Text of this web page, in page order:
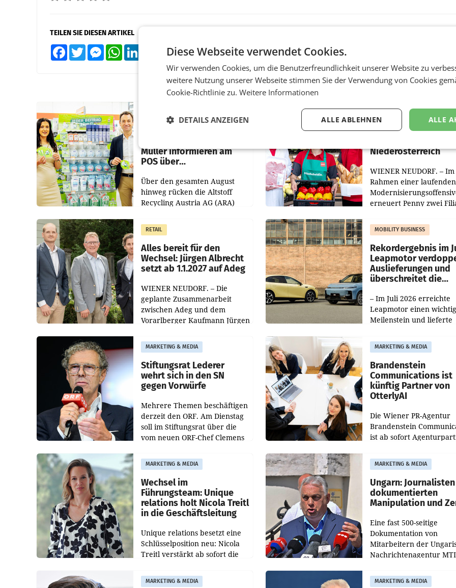
TEILEN SIE DIESEN ARTIKEL
FacebookTwitter MessengerWhatsApp XING Teilen
Müller informieren am
POS über
Über den gesamten August
hinweg rücken die Altstoff
Recycling Austria AG (ARA)
Müller die Initiative „Kreislauf-
Helden“ in allen
österreichischen Müller-Filialen
Penny modernisiert
Niederösterreich
WIENER NEUDORF. – Im
Rahmen einer laufenden
erneuert Penny zwei
Die beiden Standorte
Haag sowie im rund
RETAIL
Alles bereit für den
Wechsel: Jürgen Albrecht
setzt ab 1.1.2027 auf Adeg
WIENER NEUDORF. – Die
geplante Zusammenarbeit
zwischen Adeg und dem
Vorarlberger Kaufmann Jürgen
freigegeben: Die
Bundeswettbewerbsbehörde
und der Bundeskartellanwalt
MOBILITY BUSINESS
Rekordergebnis im
Leapmotor
Auslieferungen und
überschreitet die
– Im Juli 2026 erreichte
Leapmotor einen
Meilenstein und lieferte
aus, womit sich das
gegenüber Juli 2025
verdoppelte (+102
MARKETING & MEDIA
Stiftungsrat Lederer
wehrt sich in den SN
gegen Vorwürfe
Mehrere Themen beschäftigen
derzeit den ORF. Am Dienstag
soll im Stiftungsrat über die
vom neuen ORF-Chef Clemens
Besetzungen für die
Direktionen abgestimmt
werden.
MARKETING & MEDIA
Brandenstein
Communications ist
künftig Partner von
OtterlyAI
Die Wiener PR-Agentur
Brandenstein
ist ab sofort
Optimierungsplattform
OtterlyAI. Damit baut die
Agentur ihr
MARKETING & MEDIA
Wechsel im
Führungsteam: Unique
relations holt Nicola Treitl
in die Geschäftsleitung
Unique relations besetzt eine
Schlüsselposition neu: Nicola
Treitl verstärkt ab sofort die
PR-Agentur an der Seite von
MARKETING & MEDIA
Ungarn: Journalisten
dokumentierten
Manipulation und
Eine fast 500-seitige
Dokumentation von
Mitarbeitern der
Nachrichtenagentur
Manipulation und Zensur
MARKETING & MEDIA MARKETING & MEDIA
Diese Webseite verwendet Cookies.
Wir verwenden Cookies, um die Benutzerfreundlichkeit unserer Website zu
weitere Nutzung unserer Webseite stimmen Sie der Verwendung von Cookies
Cookie-Richtlinie zu. Weitere Informationen
ALLE
ALLE ABLEHNEN
DETAILS ANZEIGEN